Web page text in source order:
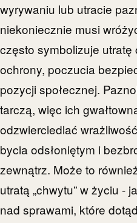
wyrywaniu lub utracie
niekoniecznie musi
często symbolizuje
ochrony, poczucia
pozycji społecznej.
tarczą, więc ich
odzwierciedlać
bycia odsłoniętym i
zewnątrz. Może to
utratą „chwytu” w życiu -
nad sprawami, które